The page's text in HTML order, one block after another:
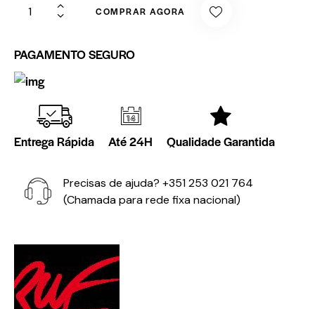
COMPRAR AGORA
PAGAMENTO SEGURO
Entrega Rápida Até 24H Qualidade Garantida
Precisas de ajuda? +351 253 021 764
(Chamada para rede fixa nacional)